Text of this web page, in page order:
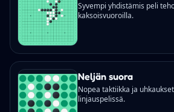
Syvempi yhdistämis peli
kaksoisvuoroilla.
Neljän suora
Nopea taktiikka ja
linjauspelissä.